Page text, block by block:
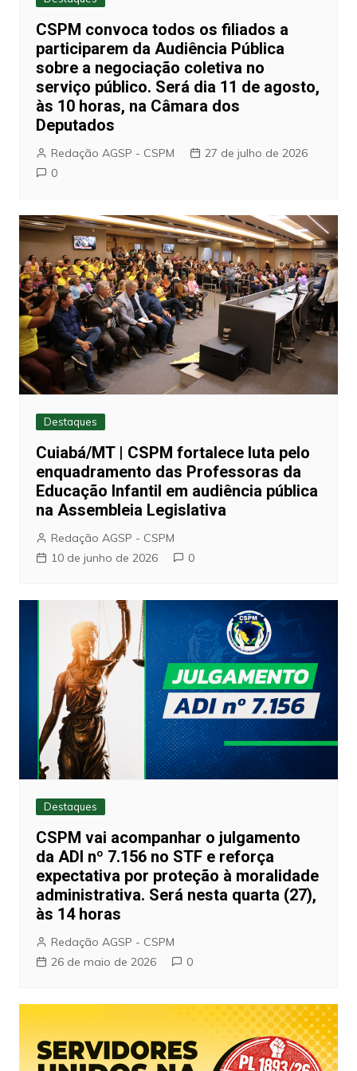
CSPM convoca todos os filiados a
participarem da Audiência Pública
sobre a negociação coletiva no
serviço público. Será dia 11 de agosto,
às 10 horas, na Câmara dos
Deputados
Redação AGSP - CSPM
27 de julho de 2026
0
Destaques
Cuiabá/MT | CSPM fortalece luta pelo
enquadramento das Professoras da
Educação Infantil em audiência pública
na Assembleia Legislativa
Redação AGSP - CSPM
10 de junho de 2026
0
Destaques
CSPM vai acompanhar o julgamento
da ADI nº 7.156 no STF e reforça
expectativa por proteção à moralidade
administrativa. Será nesta quarta (27),
às 14 horas
Redação AGSP - CSPM
26 de maio de 2026
0